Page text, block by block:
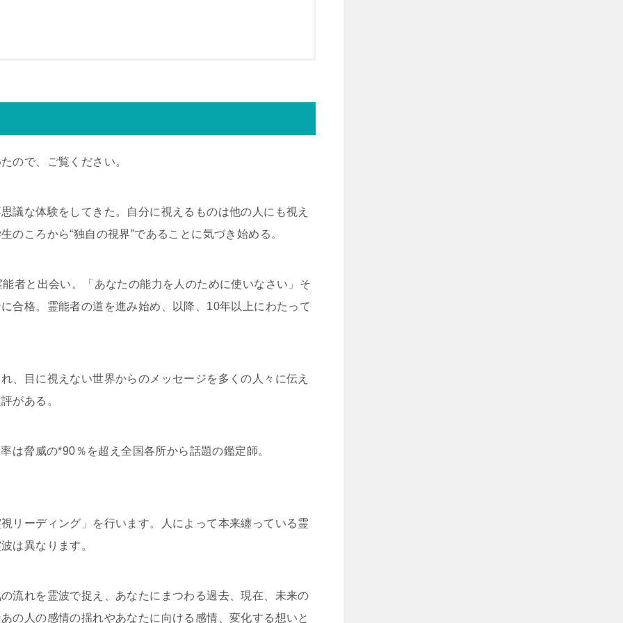
ので、ご覧ください。
議な体験をしてきた。自分に視えるものは他の人にも視え
ころから“独自の視界”であることに気づき始める。
者と出会い。「あなたの能力を人のために使いなさい」そ
合格。霊能者の道を進み始め、以降、10年以上にわたって
、目に視えない世界からのメッセージを多くの人々に伝え
がある。
は脅威の*90％を超え全国各所から話題の鑑定師。
リーディング」を行います。人によって本来纏っている霊
は異なります。
流れを霊波で捉え、あなたにまつわる過去、現在、未来の
の人の感情の揺れやあなたに向ける感情、変化する想いと